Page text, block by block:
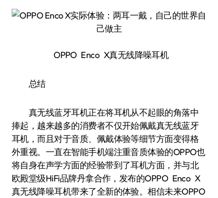
OPPO Enco X真无线降噪耳机
总结
真无线蓝牙耳机正在将耳机从不起眼的角落中
捧起，越来越多的消费者不仅开始佩戴真无线蓝牙
耳机，而且对于音质、佩戴体验等细节方面变得格
外重视。一直在智能手机端注重音质体验的OPPO也
将自身在声学方面的经验带到了耳机方面，并与北
欧殿堂级HiFi品牌丹拿合作，发布的OPPO Enco X
真无线降噪耳机带来了全新的体验。相信未来OPPO